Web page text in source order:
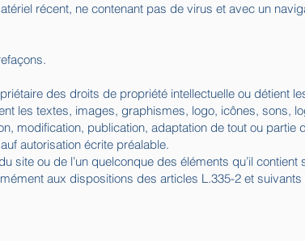
récent, ne contenant pas de virus et avec un
des droits de propriété intellectuelle ou détient
les textes, images, graphismes, logo, icônes, sons,
modification, publication, adaptation de tout ou
autorisation écrite préalable.
site ou de l’un quelconque des éléments qu’il
aux dispositions des articles L.335-2 et